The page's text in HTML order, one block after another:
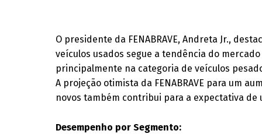
O presidente da FENABRAVE, Andreta Jr.,
veículos usados segue a tendência do
principalmente na categoria de veículos
A projeção otimista da FENABRAVE para um
novos também contribui para a expectativa
Desempenho por Segmento: